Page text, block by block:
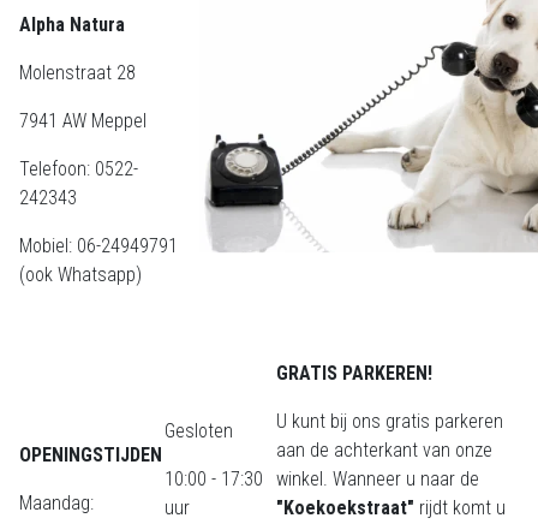
Alpha Natura
Molenstraat 28
7941 AW Meppel
Telefoon: 0522-
242343
Mobiel: 06-24949791
(ook Whatsapp)
OPENINGSTIJDEN
Maandag:
Gesloten
10:00 - 17:30
uur
GRATIS PARKEREN!
U kunt bij ons gratis parkeren
aan de achterkant van onze
winkel. Wanneer u naar de
"Koekoekstraat" rijdt komt u